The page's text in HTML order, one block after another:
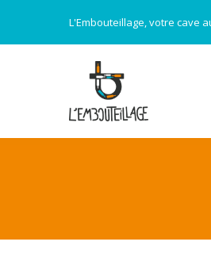
L'Embouteillage, votre cave